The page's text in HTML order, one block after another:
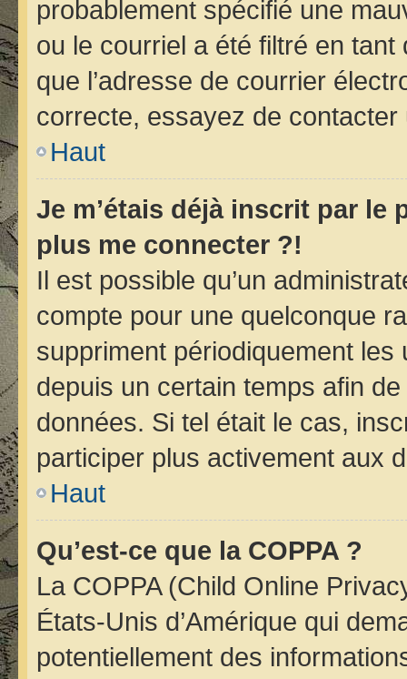
probablement spécifié une
ou le courriel a été filtré en
que l’adresse de courrier
correcte, essayez de contacter
Haut
Je m’étais déjà inscrit par le
plus me connecter ?!
Il est possible qu’un
compte pour une quelconque
suppriment périodiquement les
depuis un certain temps afin
données. Si tel était le cas,
participer plus activement aux
Haut
Qu’est-ce que la COPPA ?
La COPPA (Child Online
États-Unis d’Amérique qui
potentiellement des